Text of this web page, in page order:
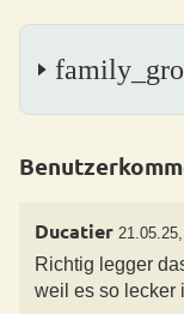
Ducatier
Richtig legger
weil es so lecker